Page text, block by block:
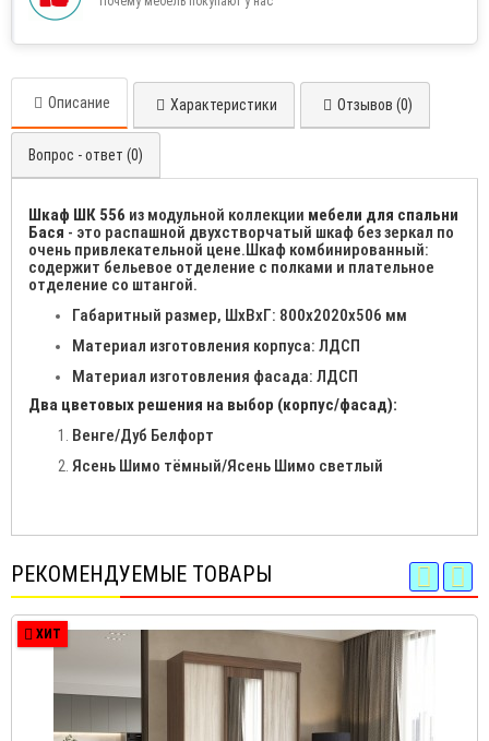
Описание Характеристики Отзывов (0)
Вопрос - ответ (0)
Шкаф ШК 556 из модульной коллекции мебели для спальни
Бася - это распашной двухстворчатый шкаф без зеркал по
очень привлекательной цене.Шкаф комбинированный:
содержит бельевое отделение с полками и плательное
отделение со штангой.
Габаритный размер, ШхВхГ: 800х2020х506 мм
Материал изготовления корпуса: ЛДСП
Материал изготовления фасада: ЛДСП
Два цветовых решения на выбор (корпус/фасад):
Венге/Дуб Белфорт
Ясень Шимо тёмный/Ясень Шимо светлый
РЕКОМЕНДУЕМЫЕ ТОВАРЫ
ХИТ